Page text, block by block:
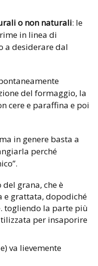
o non naturali: le
in linea di
a desiderare dal
del formaggio, la
cere e paraffina e poi
in genere basta a
perché
grana, che è
e grattata, dopodiché
togliendo la parte più
per insaporire
va lievemente